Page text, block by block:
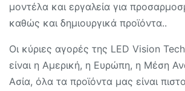
μοντέλα και εργαλεία για
καθώς και δημιουργικά προϊόντα..
Οι κύριες αγορές της LED Vision
είναι η Αμερική, η Ευρώπη, η Μέση
Ασία, όλα τα προϊόντα μας είναι